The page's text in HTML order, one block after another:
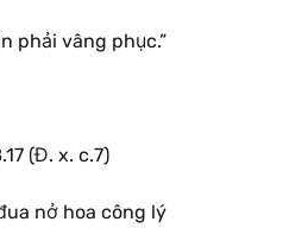
phải vâng phục.”
(Đ. x. c.7)
nở hoa công lý